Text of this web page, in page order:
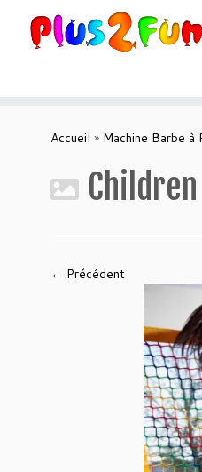
Accueil » Machine Barbe à
← Précédent